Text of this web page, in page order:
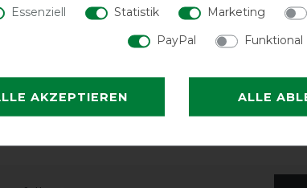
an der Brust über zwei Schnallen mit
komfortablen Sitz zu garantieren verfügt
und eine Bungee-
und sehr leicht zu reinigen ist.
Essenziell Statistik Marketing
PayPal
Funktional
AKZEPTIEREN ALLE